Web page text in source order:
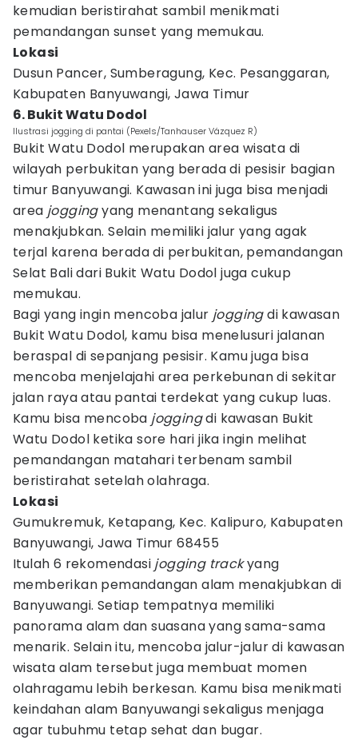
kemudian beristirahat sambil menikmati
pemandangan sunset yang memukau.
Lokasi
Dusun Pancer, Sumberagung, Kec. Pesanggaran,
Kabupaten Banyuwangi, Jawa Timur
6. Bukit Watu Dodol
Ilustrasi jogging di pantai (Pexels/Tanhauser Vázquez R)
Bukit Watu Dodol merupakan area wisata di
wilayah perbukitan yang berada di pesisir bagian
timur Banyuwangi. Kawasan ini juga bisa menjadi
area joggingyang menantang sekaligus
menakjubkan. Selain memiliki jalur yang agak
terjal karena berada di perbukitan, pemandangan
Selat Bali dari Bukit Watu Dodol juga cukup
memukau.
Bagi yang ingin mencoba jalur joggingdi kawasan
Bukit Watu Dodol, kamu bisa menelusuri jalanan
beraspal di sepanjang pesisir. Kamu juga bisa
mencoba menjelajahi area perkebunan di sekitar
jalan raya atau pantai terdekat yang cukup luas.
Kamu bisa mencoba joggingdi kawasan Bukit
Watu Dodol ketika sore hari jika ingin melihat
pemandangan matahari terbenam sambil
beristirahat setelah olahraga.
Lokasi
Gumukremuk, Ketapang, Kec. Kalipuro, Kabupaten
Banyuwangi, Jawa Timur 68455
Itulah 6 rekomendasi jogging trackyang
memberikan pemandangan alam menakjubkan di
Banyuwangi. Setiap tempatnya memiliki
panorama alam dan suasana yang sama-sama
menarik. Selain itu, mencoba jalur-jalur di kawasan
wisata alam tersebut juga membuat momen
olahragamu lebih berkesan. Kamu bisa menikmati
keindahan alam Banyuwangi sekaligus menjaga
agar tubuhmu tetap sehat dan bugar.